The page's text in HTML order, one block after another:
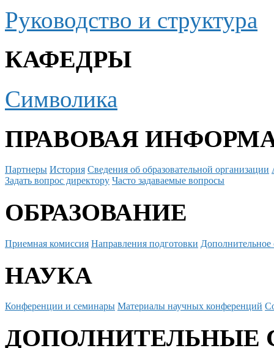
Руководство и структура
КАФЕДРЫ
Символика
ПРАВОВАЯ
Партнеры История Сведения об образовательной организации
Задать вопрос директору Часто задаваемые вопросы
ОБРАЗОВАНИЕ
Приемная комиссия Направления подготовки Дополнительное
НАУКА
Конференции и семинары Материалы научных конференций
ДОПОЛНИТЕЛЬНЫЕ